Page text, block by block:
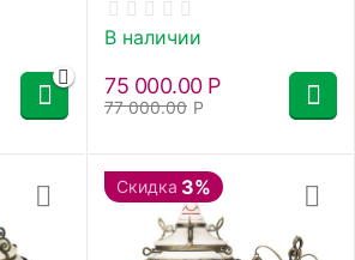
В наличии
77 000.00 Р
75 000.00 Р
Скидка 3%